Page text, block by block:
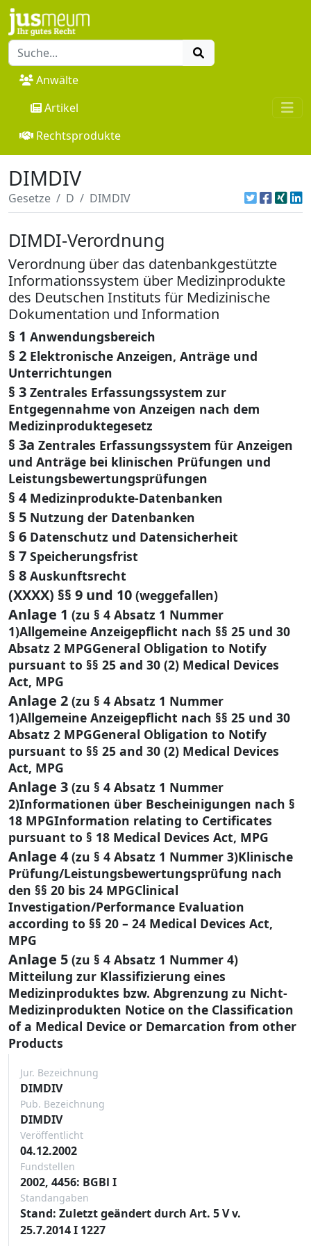
Anwälte
Artikel
Rechtsprodukte
DIMDIV
Gesetze D DIMDIV
DIMDI-Verordnung
Verordnung über das datenbankgestützte
Informationssystem über Medizinprodukte
des Deutschen Instituts für Medizinische
Dokumentation und Information
§ 1 Anwendungsbereich
§ 2 Elektronische Anzeigen, Anträge und
Unterrichtungen
§ 3 Zentrales Erfassungssystem zur
Entgegennahme von Anzeigen nach dem
Medizinproduktegesetz
§ 3a Zentrales Erfassungssystem für Anzeigen
und Anträge bei klinischen Prüfungen und
Leistungsbewertungsprüfungen
§ 4 Medizinprodukte-Datenbanken
§ 5 Nutzung der Datenbanken
§ 6 Datenschutz und Datensicherheit
§ 7 Speicherungsfrist
§ 8 Auskunftsrecht
(XXXX) §§ 9 und 10 (weggefallen)
Anlage 1 (zu § 4 Absatz 1 Nummer
1)Allgemeine Anzeigepflicht nach §§ 25 und 30
Absatz 2 MPGGeneral Obligation to Notify
pursuant to §§ 25 and 30 (2) Medical Devices
Act, MPG
Anlage 2 (zu § 4 Absatz 1 Nummer
1)Allgemeine Anzeigepflicht nach §§ 25 und 30
Absatz 2 MPGGeneral Obligation to Notify
pursuant to §§ 25 and 30 (2) Medical Devices
Act, MPG
Anlage 3 (zu § 4 Absatz 1 Nummer
2)Informationen über Bescheinigungen nach §
18 MPGInformation relating to Certificates
pursuant to § 18 Medical Devices Act, MPG
Anlage 4 (zu § 4 Absatz 1 Nummer 3)Klinische
Prüfung/Leistungsbewertungsprüfung nach
den §§ 20 bis 24 MPGClinical
Investigation/Performance Evaluation
according to §§ 20 – 24 Medical Devices Act,
MPG
Anlage 5 (zu § 4 Absatz 1 Nummer 4)
Mitteilung zur Klassifizierung eines
Medizinproduktes bzw. Abgrenzung zu Nicht-
Medizinprodukten Notice on the Classification
of a Medical Device or Demarcation from other
Products
Jur. Bezeichnung
DIMDIV
Pub. Bezeichnung
DIMDIV
Veröffentlicht
04.12.2002
Fundstellen
2002, 4456: BGBl I
Standangaben
Stand: Zuletzt geändert durch Art. 5 V v.
25.7.2014 I 1227